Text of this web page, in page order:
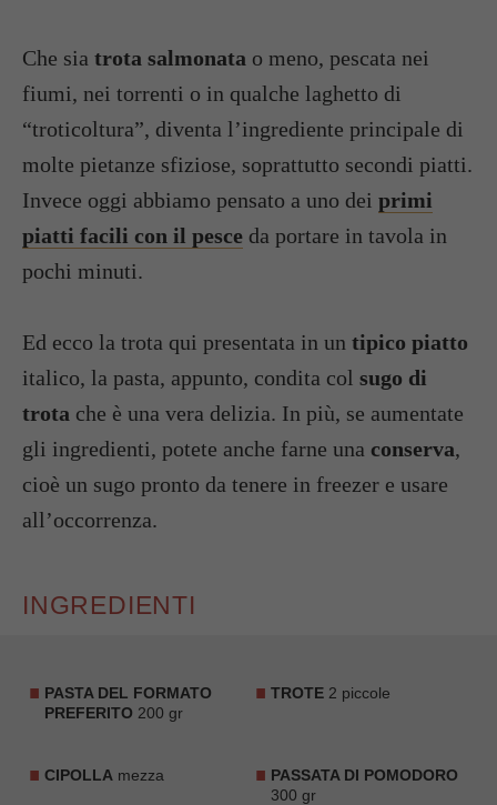
Che sia trota salmonata o meno, pescata nei
fiumi, nei torrenti o in qualche laghetto di
“troticoltura”, diventa l’ingrediente principale di
molte pietanze sfiziose, soprattutto secondi piatti.
Invece oggi abbiamo pensato a uno dei primi
piatti facili con il pesce da portare in tavola in
pochi minuti.
Ed ecco la trota qui presentata in un tipico piatto
italico, la pasta, appunto, condita col sugo di
trota che è una vera delizia. In più, se aumentate
gli ingredienti, potete anche farne una conserva,
cioè un sugo pronto da tenere in freezer e usare
all’occorrenza.
INGREDIENTI
PASTA DEL FORMATO
PREFERITO 200 gr
TROTE 2 piccole
CIPOLLA mezza
PASSATA DI POMODORO
300 gr